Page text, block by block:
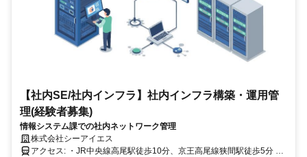
【社内SE/社内インフラ】社内インフラ構築・運用管
理(経験者募集)
情報システム課での社内ネットワーク管理
株式会社シーアイエス
アクセス: ・JR中央線高尾駅徒歩10分、京王高尾線狭間駅徒歩5分 ・